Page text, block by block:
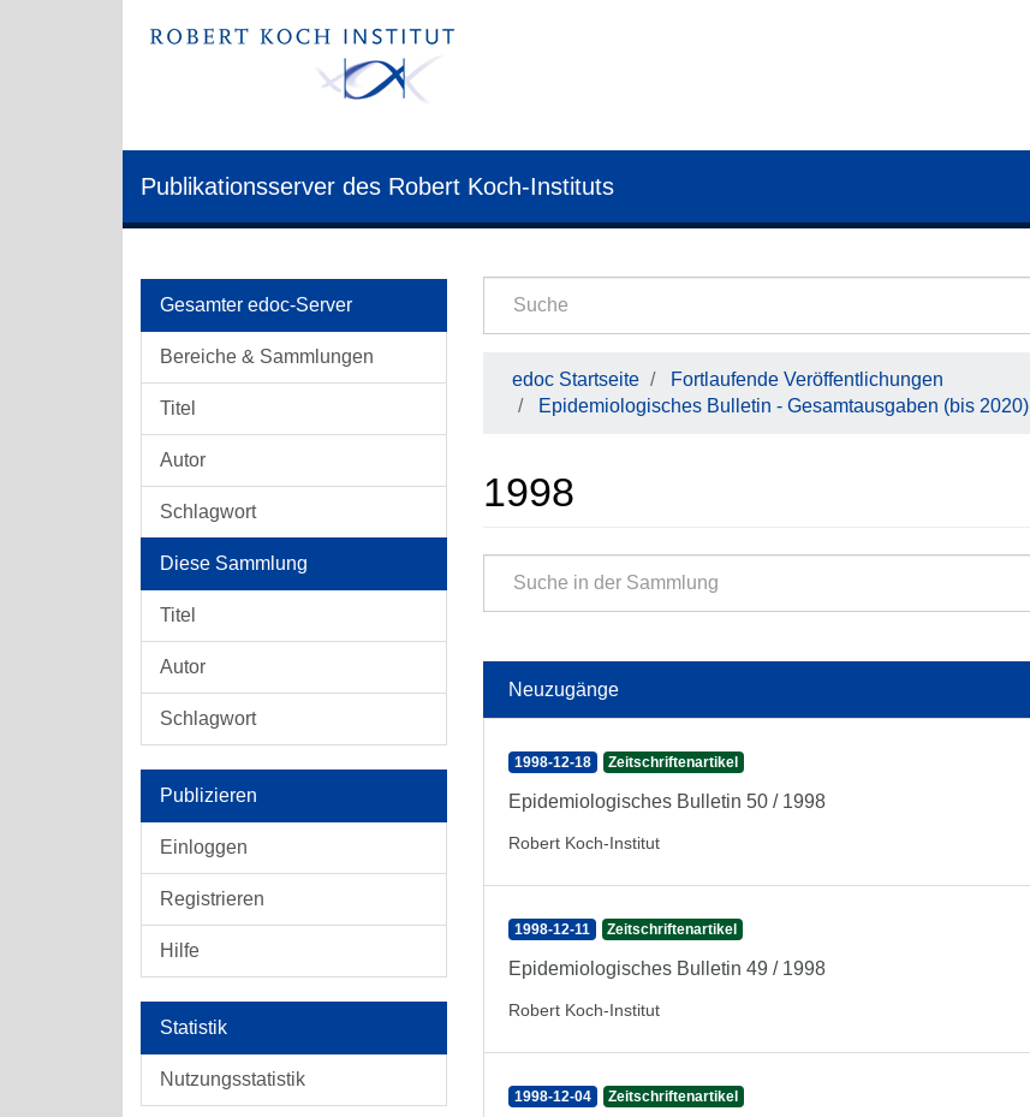
Publikationsserver des Robert Koch-Instituts
Gesamter edoc-Server
Bereiche & Sammlungen
Titel
Autor
Schlagwort
Diese Sammlung
Titel
Autor
Schlagwort
Publizieren
Einloggen
Registrieren
Hilfe
Statistik
Nutzungsstatistik
edoc Startseite
Fortlaufende Veröffentlichungen
Epidemiologisches Bulletin - Gesamtausgaben (bis 2020)
1998
Neuzugänge
1998-12-18 Zeitschriftenartikel
Epidemiologisches Bulletin 50 / 1998
Robert Koch-Institut
1998-12-11 Zeitschriftenartikel
Epidemiologisches Bulletin 49 / 1998
Robert Koch-Institut
1998-12-04 Zeitschriftenartikel